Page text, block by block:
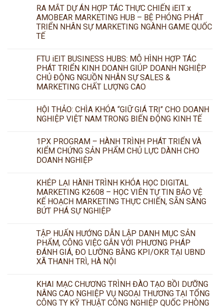
RA MẮT DỰ ÁN HỢP TÁC THỰC CHIẾN iEIT x
AMOBEAR MARKETING HUB – BỆ PHÓNG PHÁT
TRIỂN NHÂN SỰ MARKETING NGÀNH GAME QUỐC
TẾ
FTU iEIT BUSINESS HUBS: MÔ HÌNH HỢP TÁC
PHÁT TRIỂN KINH DOANH GIÚP DOANH NGHIỆP
CHỦ ĐỘNG NGUỒN NHÂN SỰ SALES &
MARKETING CHẤT LƯỢNG CAO
HỘI THẢO: CHÌA KHÓA “GIỮ GIÁ TRỊ” CHO DOANH
NGHIỆP VIỆT NAM TRONG BIẾN ĐỘNG KINH TẾ
1PX PROGRAM – HÀNH TRÌNH PHÁT TRIỂN VÀ
KIỂM CHỨNG SẢN PHẨM CHỦ LỰC DÀNH CHO
DOANH NGHIỆP
KHÉP LẠI HÀNH TRÌNH KHÓA HỌC DIGITAL
MARKETING K2608 – HỌC VIÊN TỰ TIN BẢO VỆ
KẾ HOẠCH MARKETING THỰC CHIẾN, SẴN SÀNG
BỨT PHÁ SỰ NGHIỆP
TẬP HUẤN HƯỚNG DẪN LẬP DANH MỤC SẢN
PHẨM, CÔNG VIỆC GẮN VỚI PHƯƠNG PHÁP
ĐÁNH GIÁ, ĐO LƯỜNG BẰNG KPI/OKR TẠI UBND
XÃ THANH TRÌ, HÀ NỘI
KHAI MẠC CHƯƠNG TRÌNH ĐÀO TẠO BỒI DƯỠNG
NÂNG CAO NGHIỆP VỤ NGOẠI THƯƠNG TẠI TỔNG
CÔNG TY KỸ THUẬT CÔNG NGHIỆP QUỐC PHÒNG